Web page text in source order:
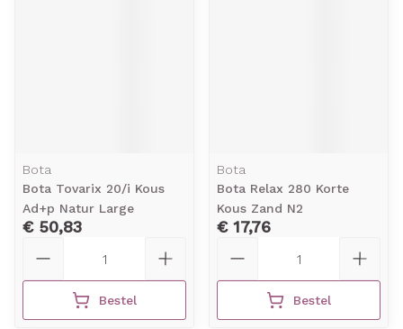
Bota
Bota Tovarix 20/i Kous
Ad+p Natur Large
€ 50,83
Bestel
Bota
Bota Relax 280 Korte
Kous Zand N2
€ 17,76
Bestel